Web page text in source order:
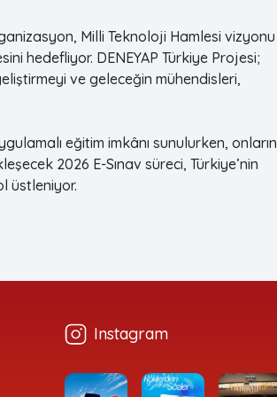
Milli Teknoloji Hamlesi vizyonu
hedefliyor. DENEYAP Türkiye Projesi;
ve geleceğin mühendisleri,
eğitim imkânı sunulurken, onların
2026 E-Sınav süreci, Türkiye’nin
üstleniyor.
Instagram